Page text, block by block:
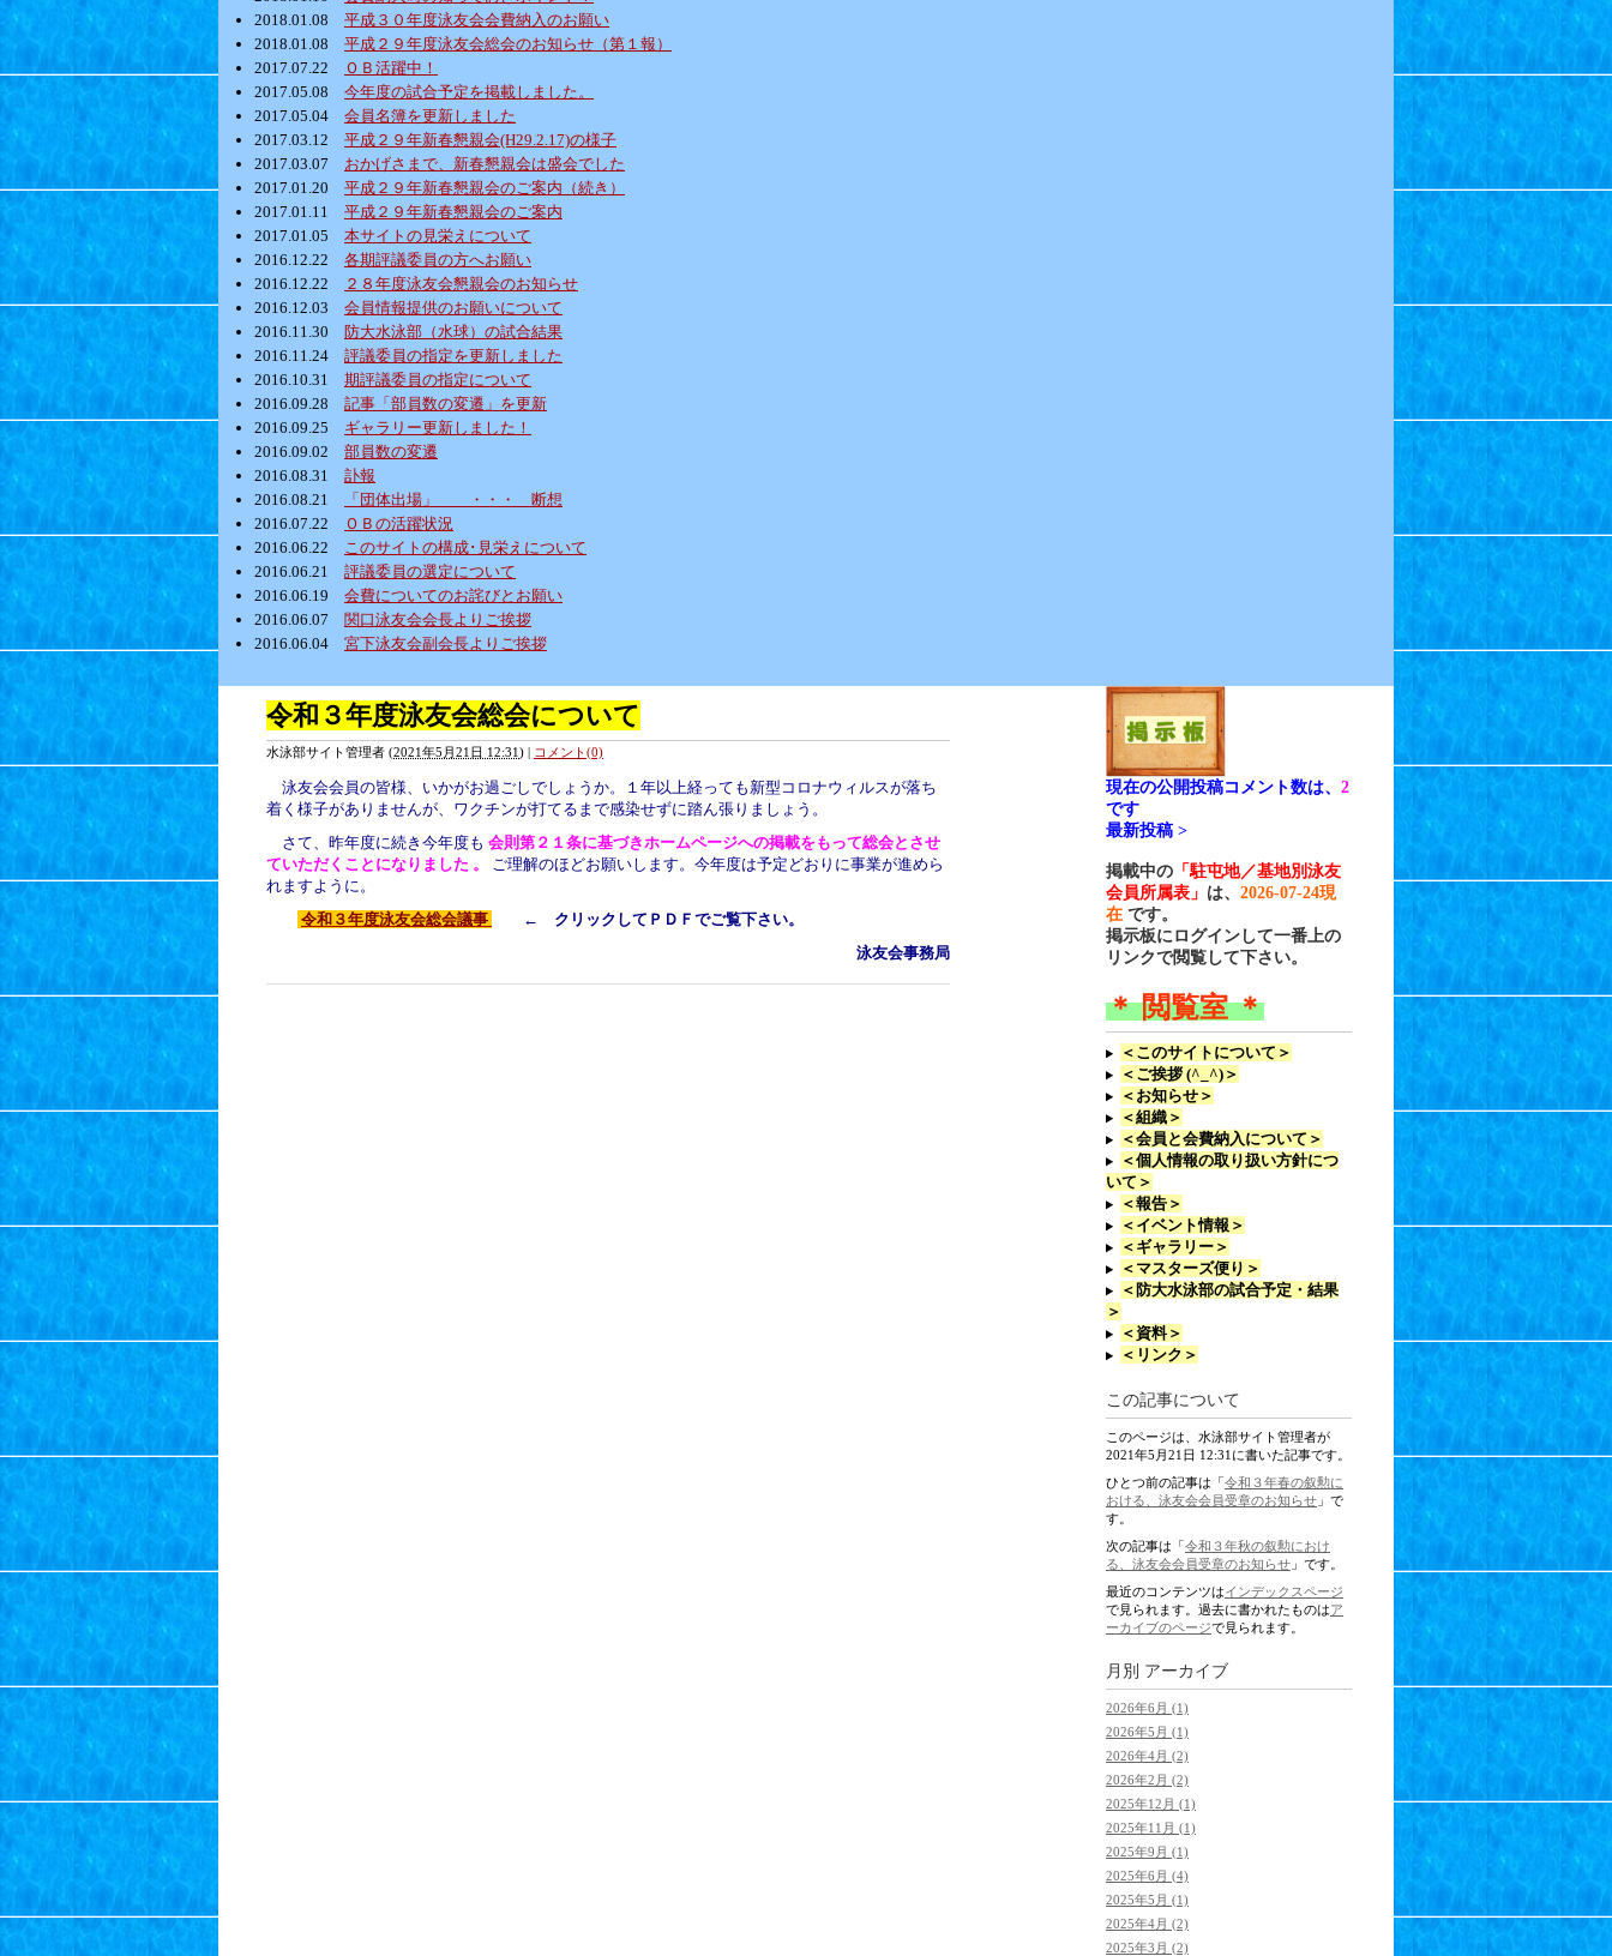
2018.01.08
平成３０年度泳友会会費納入のお願い
2018.01.08
平成２９年度泳友会総会のお知らせ（第１報）
2017.07.22
ＯＢ活躍中！
2017.05.08
今年度の試合予定を掲載しました。
2017.05.04
会員名簿を更新しました
2017.03.12
平成２９年新春懇親会(H29.2.17)の様子
2017.03.07
おかげさまで、新春懇親会は盛会でした
2017.01.20
平成２９年新春懇親会のご案内（続き）
2017.01.11
平成２９年新春懇親会のご案内
2017.01.05
本サイトの見栄えについて
2016.12.22
各期評議委員の方へお願い
2016.12.22
２８年度泳友会懇親会のお知らせ
2016.12.03
会員情報提供のお願いについて
2016.11.30
防大水泳部（水球）の試合結果
2016.11.24
評議委員の指定を更新しました
2016.10.31
期評議委員の指定について
2016.09.28
記事「部員数の変遷」を更新
2016.09.25
ギャラリー更新しました！
2016.09.02
部員数の変遷
2016.08.31
訃報
2016.08.21
「団体出場」 ・・・ 断想
2016.07.22
ＯＢの活躍状況
2016.06.22
このサイトの構成･見栄えについて
2016.06.21
評議委員の選定について
2016.06.19
会費についてのお詫びとお願い
2016.06.07
関口泳友会会長よりご挨拶
2016.06.04
宮下泳友会副会長よりご挨拶
令和３年度泳友会総会について
水泳部サイト管理者 (2021年5月21日 12:31) コメント(0)
泳友会会員の皆様、いかがお過ごしでしょうか。１年以上経っても新型コロナウィルスが落ち
着く様子がありませんが、ワクチンが打てるまで感染せずに踏ん張りましょう。
さて、昨年度に続き今年度も 会則第２１条に基づきホームページへの掲載をもって総会とさせ
ていただくことになりました 。
ご理解のほどお願いします。今年度は予定どおりに事業が進めら
れますように。
令和３年度泳友会総会議事
← クリックしてＰＤＦでご覧下さい。
泳友会事務局
現在の公開投稿コメント数は、 2
です
最新投稿 >
掲載中の 「駐屯地／基地別泳友
会員所属表」 は、 2026-07-24現
在 です。
掲示板にログインして一番上の
リンクで閲覧して下さい。
＊ 閲覧室 ＊
＜このサイトについて＞
＜ご挨拶 (^_^)＞
＜お知らせ＞
＜組織＞
＜会員と会費納入について＞
＜個人情報の取り扱い方針につ
いて＞
＜報告＞
＜イベント情報＞
＜ギャラリー＞
＜マスターズ便り＞
＜防大水泳部の試合予定・結果
＞
＜資料＞
＜リンク＞
この記事について
このページは、水泳部サイト管理者が
2021年5月21日 12:31に書いた記事です。
ひとつ前の記事は「令和３年春の叙勲に
おける、泳友会会員受章のお知らせ 」で
す。
次の記事は「令和３年秋の叙勲におけ
る、泳友会会員受章のお知らせ 」です。
最近のコンテンツはインデックスページ
で見られます。過去に書かれたものはア
ーカイブのページで見られます。
月別 アーカイブ
2026年6月 (1)
2026年5月 (1)
2026年4月 (2)
2026年2月 (2)
2025年12月 (1)
2025年11月 (1)
2025年9月 (1)
2025年6月 (4)
2025年5月 (1)
2025年4月 (2)
2025年3月 (2)